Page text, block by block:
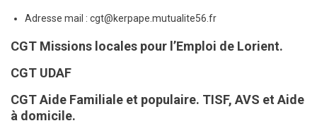
Adresse mail : cgt@kerpape.mutualite56.fr
CGT Missions locales pour l’Emploi de Lorient.
CGT UDAF
CGT Aide Familiale et populaire. TISF, AVS et Aide
à domicile.